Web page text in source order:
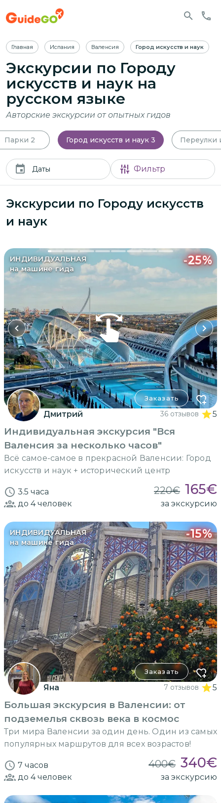
Главная Испания Валенсия Город искусств и наук
Экскурсии по Городу
искусств и наук на
русском языке
Авторские экскурсии от опытных гидов
Парки 2 Город искусств и наук 3 Переулки
Даты Фильтр
Экскурсии по Городу искусств
и наук
ИНДИВИДУАЛЬНАЯ
на машине гида
-25%
Заказать
Дмитрий 36 отзывов 5
Индивидуальная экскурсия "Вся
Валенсия за несколько часов"
Всё самое-самое в прекрасной Валенсии: Город
искусств и наук + исторический центр
3.5 часа 220€ 165€
до 4человек за экскурсию
ИНДИВИДУАЛЬНАЯ
на машине гида
-15%
Заказать
Яна 7 отзывов 5
Большая экскурсия в Валенсии: от
подземелья сквозь века в космос
Три мира Валенсии за один день. Один из самых
популярных маршрутов для всех возрастов!
7 часов 400€ 340€
до 4человек за экскурсию